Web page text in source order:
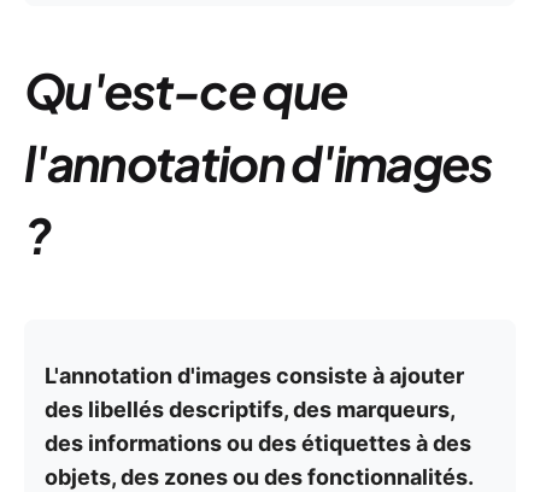
Qu'est-ce que
l'annotation d'images
?
L'annotation d'images consiste à ajouter
des libellés descriptifs, des marqueurs,
des informations ou des étiquettes à des
objets, des zones ou des fonctionnalités.